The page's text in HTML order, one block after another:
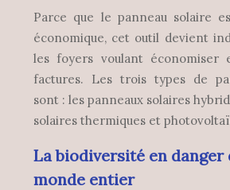
Parce que le panneau solaire
économique, cet outil devient
les foyers voulant économiser
factures. Les trois types de
sont : les panneaux solaires
solaires thermiques et
La biodiversité en danger
monde entier